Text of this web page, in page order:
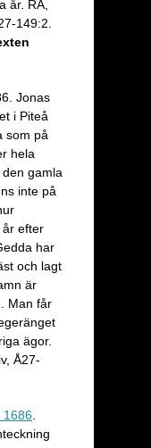
år. RA,
149:2.
Jonas
i Piteå
som på
hela
gamla
inte på
år efter
har
och lagt
är
Man får
ägor.
Å27-
1686